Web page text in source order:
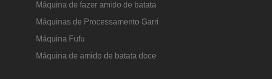
Máquina de fazer amido de batata
Máquinas de Processamento Garri
Máquina Fufu
Máquina de amido de batata doce